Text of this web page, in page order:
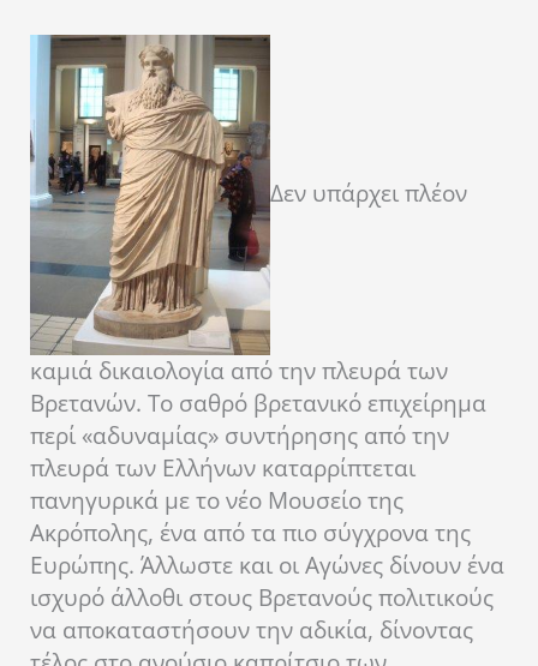
Δεν υπάρχει πλέον
καμιά δικαιολογία από την πλευρά των
Βρετανών. Το σαθρό βρετανικό επιχείρημα
περί «αδυναμίας» συντήρησης από την
πλευρά των Ελλήνων καταρρίπτεται
πανηγυρικά με το νέο Μουσείο της
Ακρόπολης, ένα από τα πιο σύγχρονα της
Ευρώπης. Άλλωστε και οι Αγώνες δίνουν ένα
ισχυρό άλλοθι στους Βρετανούς πολιτικούς
να αποκαταστήσουν την αδικία, δίνοντας